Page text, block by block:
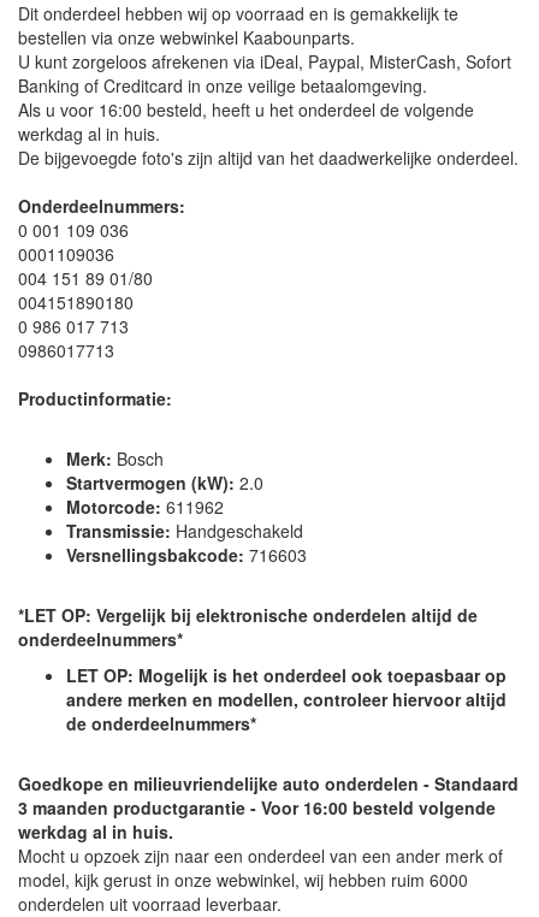
Dit onderdeel hebben wij op voorraad en is gemakkelijk te
bestellen via onze webwinkel Kaabounparts.
U kunt zorgeloos afrekenen via iDeal, Paypal, MisterCash, Sofort
Banking of Creditcard in onze veilige betaalomgeving.
Als u voor 16:00 besteld, heeft u het onderdeel de volgende
werkdag al in huis.
De bijgevoegde foto's zijn altijd van het daadwerkelijke onderdeel.
Onderdeelnummers:
0 001 109 036
0001109036
004 151 89 01/80
004151890180
0 986 017 713
0986017713
Productinformatie:
Merk: Bosch
Startvermogen (kW): 2.0
Motorcode: 611962
Transmissie: Handgeschakeld
Versnellingsbakcode: 716603
*LET OP: Vergelijk bij elektronische onderdelen altijd de
onderdeelnummers*
LET OP: Mogelijk is het onderdeel ook toepasbaar op
andere merken en modellen, controleer hiervoor altijd
de onderdeelnummers*
Goedkope en milieuvriendelijke auto onderdelen - Standaard
3 maanden productgarantie - Voor 16:00 besteld volgende
werkdag al in huis.
Mocht u opzoek zijn naar een onderdeel van een ander merk of
model, kijk gerust in onze webwinkel, wij hebben ruim 6000
onderdelen uit voorraad leverbaar.